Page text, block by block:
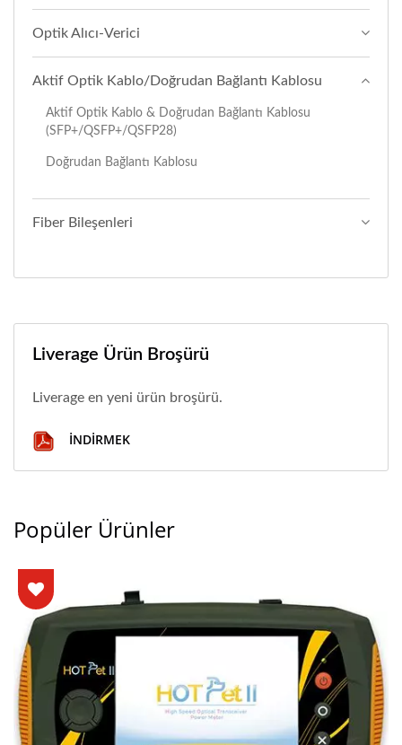
Optik Alıcı-Verici
Aktif Optik Kablo/Doğrudan Bağlantı Kablosu
Aktif Optik Kablo & Doğrudan Bağlantı Kablosu
(SFP+/QSFP+/QSFP28)
Doğrudan Bağlantı Kablosu
Fiber Bileşenleri
Liverage Ürün Broşürü
Liverage en yeni ürün broşürü.
İNDIRMEK
Popüler Ürünler